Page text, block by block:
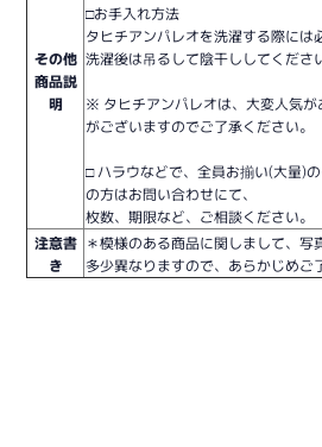
その他
商品説
明
□お手入れ方法
タヒチアンパレオを洗濯する際には
洗濯後は吊るして陰干ししてくださ
※ タヒチアンパレオは、大変人気
がございますのでご了承ください。
□ ハラウなどで、全員お揃い(大量)
の方はお問い合わせにて、
枚数、期限など、ご相談ください。
注意書
き
＊模様のある商品に関しまして、
多少異なりますので、あらかじめご